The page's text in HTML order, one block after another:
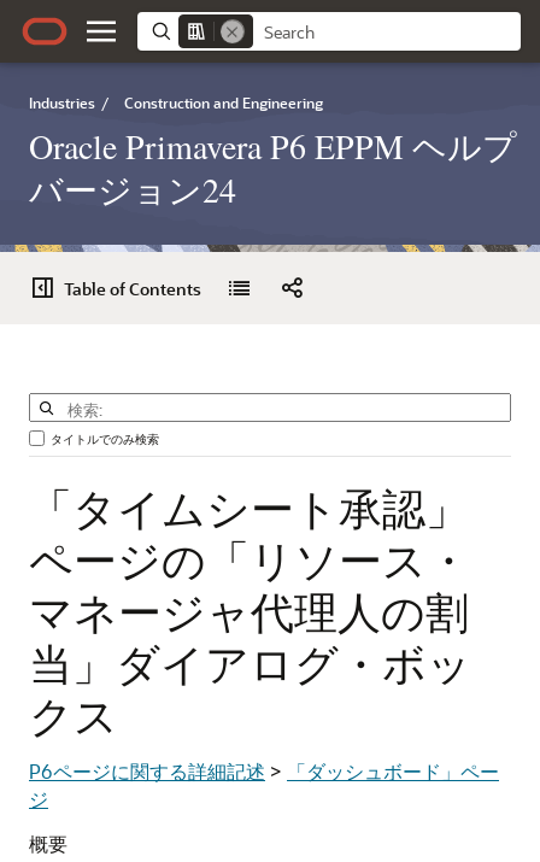
Industries / Construction and Engineering
Oracle Primavera P6 EPPM ヘルプ
バージョン24
Table of Contents
タイトルでのみ検索
「タイムシート承認」
ページの「リソース・
マネージャ代理人の割
当」ダイアログ・ボッ
クス
P6ページに関する詳細記述 >
「ダッシュボード」ペー
ジ
概要